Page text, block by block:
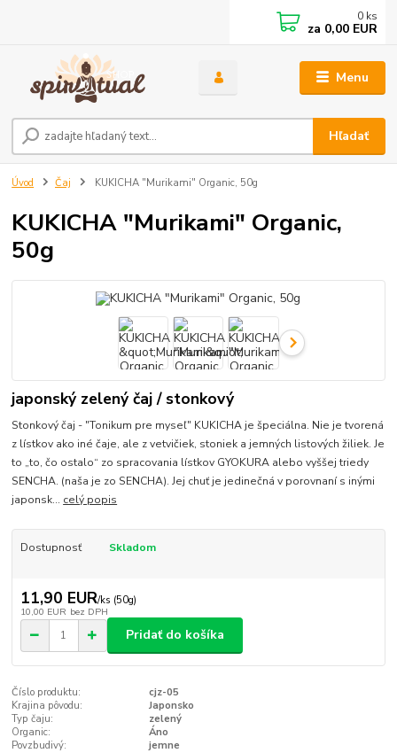
Menu
Hľadať
0 ks
za 0,00 EUR
Úvod Čaj KUKICHA "Murikami" Organic, 50g
KUKICHA "Murikami" Organic,
50g
japonský zelený čaj / stonkový
Stonkový čaj - "Tonikum pre myseľ" KUKICHA je špeciálna. Nie je tvorená
z lístkov ako iné čaje, ale z vetvičiek, stoniek a jemných listových žiliek. Je
to „to, čo ostalo“ zo spracovania lístkov GYOKURA alebo vyššej triedy
SENCHA. (naša je zo SENCHA). Jej chuť je jedinečná v porovnaní s inými
japonsk... celý popis
Dostupnosť Skladom
11,90 EUR/ks (50g)
10,00 EUR bez DPH
Pridať do košíka
Číslo produktu:
cjz-05
Krajina pôvodu:
Japonsko
Typ čaju:
zelený
Organic:
Áno
Povzbudivý:
jemne